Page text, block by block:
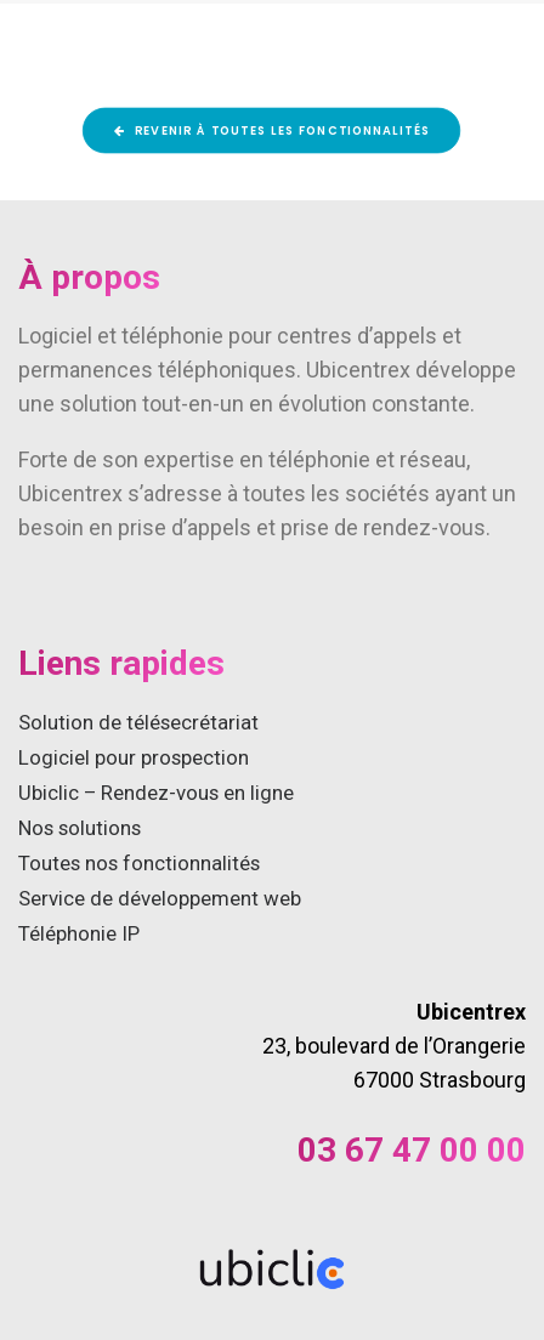
REVENIR À TOUTES LES FONCTIONNALITÉS
À propos
Logiciel et téléphonie pour centres d’appels et
permanences téléphoniques. Ubicentrex développe
une solution tout-en-un en évolution constante.
Forte de son expertise en téléphonie et réseau,
Ubicentrex s’adresse à toutes les sociétés ayant un
besoin en prise d’appels et prise de rendez-vous.
Liens rapides
Solution de télésecrétariat
Logiciel pour prospection
Ubiclic – Rendez-vous en ligne
Nos solutions
Toutes nos fonctionnalités
Service de développement web
Téléphonie IP
Ubicentrex
23, boulevard de l’Orangerie
67000 Strasbourg
03 67 47 00 00